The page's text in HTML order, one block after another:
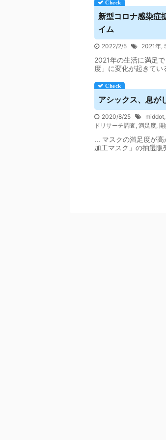
新型コロナ感染症
イム
2022/2/5 2021年,
2021年の生活に満足
度」に変化が起きてい
アシックス、息が
2020/8/25 middot,
ドリサーチ調査, 満足度,
... マスクの満足度が
加工マスク」の抽選販